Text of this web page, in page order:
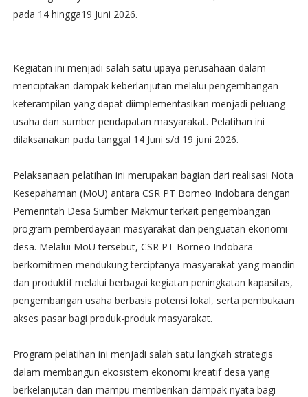
pada 14 hingga19 Juni 2026.
Kegiatan ini menjadi salah satu upaya perusahaan dalam
menciptakan dampak keberlanjutan melalui pengembangan
keterampilan yang dapat diimplementasikan menjadi peluang
usaha dan sumber pendapatan masyarakat. Pelatihan ini
dilaksanakan pada tanggal 14 Juni s/d 19 juni 2026.
Pelaksanaan pelatihan ini merupakan bagian dari realisasi Nota
Kesepahaman (MoU) antara CSR PT Borneo Indobara dengan
Pemerintah Desa Sumber Makmur terkait pengembangan
program pemberdayaan masyarakat dan penguatan ekonomi
desa. Melalui MoU tersebut, CSR PT Borneo Indobara
berkomitmen mendukung terciptanya masyarakat yang mandiri
dan produktif melalui berbagai kegiatan peningkatan kapasitas,
pengembangan usaha berbasis potensi lokal, serta pembukaan
akses pasar bagi produk-produk masyarakat.
Program pelatihan ini menjadi salah satu langkah strategis
dalam membangun ekosistem ekonomi kreatif desa yang
berkelanjutan dan mampu memberikan dampak nyata bagi